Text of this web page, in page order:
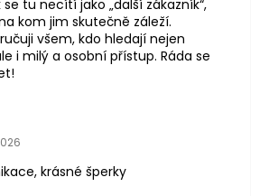
tu necítí jako „další zákazník“,
kom jim skutečně záleží.
všem, kdo hledají nejen
i milý a osobní přístup. Ráda se
obchodu je 5 z 5 hvězdiček.
krásné šperky